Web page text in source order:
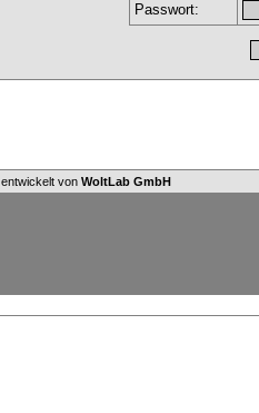
Passwort:
, entwickelt von WoltLab GmbH